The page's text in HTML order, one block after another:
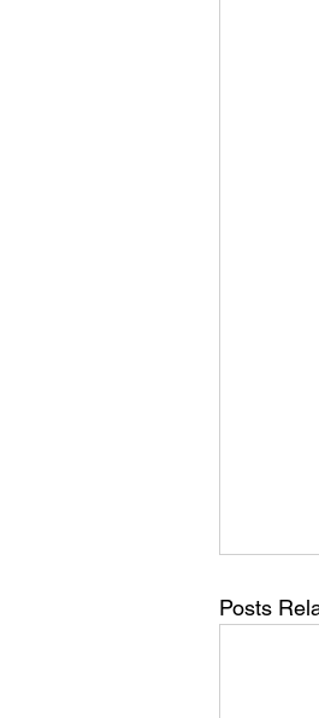
Posts